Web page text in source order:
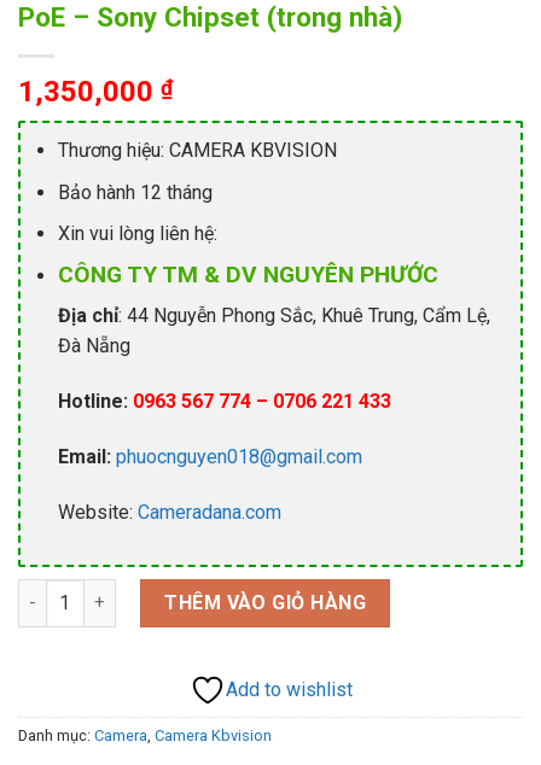
PoE – Sony Chipset (trong nhà)
1,350,000 ₫
Thương hiệu: CAMERA KBVISION
Bảo hành 12 tháng
Xin vui lòng liên hệ:
CÔNG TY TM & DV NGUYÊN PHƯỚC
Địa chỉ: 44 Nguyễn Phong Sắc, Khuê Trung, Cẩm Lệ,
Đà Nẵng
Hotline: 0963 567 774 – 0706 221 433
Email: phuocnguyen018@gmail.com
Website: Cameradana.com
Camera IP KBVision KX-1002N HD 1.0Mp PoE – Sony Chipset
THÊM VÀO GIỎ HÀNG
Add to wishlist
Danh mục: Camera Camera Kbvision